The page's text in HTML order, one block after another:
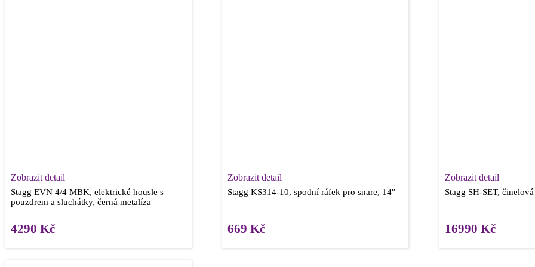
Zobrazit detail
Stagg EVN 4/4 MBK, elektrické housle s
pouzdrem a sluchátky, černá metalíza
4290 Kč
Zobrazit detail
Stagg KS314-10, spodní ráfek pro snare, 14″
669Kč
Zobrazit detail
Stagg SH-SET, činelová
16990 Kč